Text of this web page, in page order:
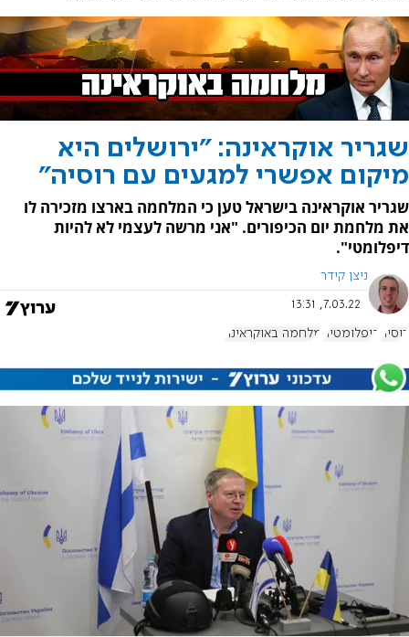
שגריר אוקראינה: "ירושלים היא
מיקום אפשרי למגעים עם רוסיה"
שגריר אוקראינה בישראל טען כי המלחמה בארצו מזכירה לו
את מלחמת יום הכיפורים. "אני מרשה לעצמי לא להיות
דיפלומטי".
ניצן קידר
7.03.22, 13:31
רוסיה דיפלומטיה מלחמה באוקראינה